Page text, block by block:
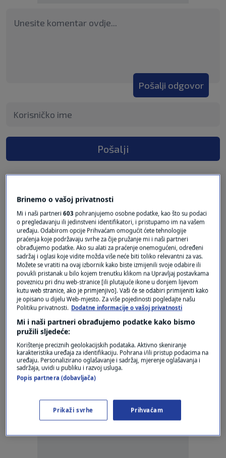
Pošalji odgovor
Pošalji
prije 3 mjeseci
yes
sigurno ..
može, i ti istovjetno kao i ja .. ribaj, magarči ...
makni se, makni se ....
Lako tebi pričati kad ti je jedina zanimacija drkaj
i zalijepi nokte, .. popuši .. ovo, ono ili cigaru,
cigaretu.
Odgovor
Brinemo o vašoj privatnosti
Mi i naši partneri603 pohranjujemo osobne podatke, kao što su podaci
o pregledavanju ili jedinstveni identifikatori, i pristupamo im na vašem
uređaju. Odabirom opcije Prihvaćam omogućit ćete tehnologije
praćenja koje podržavaju svrhe za čije pružanje mi i naši partneri
obrađujemo podatke. Ako su alati za praćenje onemogućeni, određeni
sadržaj i oglasi koje vidite možda više neće biti toliko relevantni za vas.
Možete se vratiti na ovaj izbornik kako biste izmijenili svoje odabire ili
povukli pristanak u bilo kojem trenutku klikom na Upravljaj postavkama
poveznicu pri dnu web-stranice [ili plutajuće ikone u donjem lijevom
kutu web stranice, ako je primjenjivo]. Vaši će se odabiri primijeniti kako
je opisano u dijelu Web-mjesto. Za više pojedinosti pogledajte našu
Politiku privatnosti. Dodatne informacije o vašoj privatnosti
Mi i naši partneri obrađujemo podatke kako bismo
pružili sljedeće:
Korištenje preciznih geolokacijskih podataka. Aktivno skeniranje
karakteristika uređaja za identifikaciju. Pohrana i/ili pristup podacima na
uređaju. Personalizirano oglašavanje i sadržaj, mjerenje oglašavanja i
sadržaja, uvidi u publiku i razvoj usluga.
Popis partnera (dobavljača)
Prikaži svrhe Prihvaćam